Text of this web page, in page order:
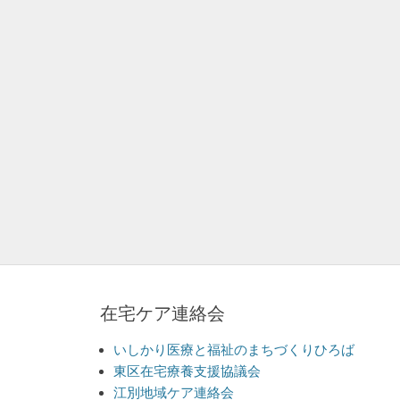
在宅ケア連絡会
いしかり医療と福祉のまちづくりひろば
東区在宅療養支援協議会
江別地域ケア連絡会